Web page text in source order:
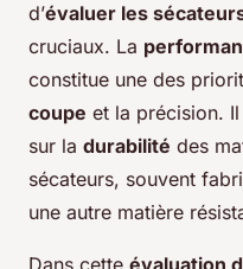
d’évaluer les
cruciaux. La
constitue une des
coupe et la précision.
sur la durabilité des
sécateurs, souvent
une autre matière